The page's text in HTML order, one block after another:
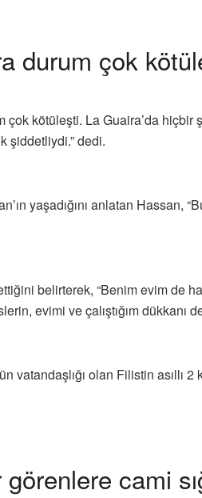
durum çok
kötüleşti. La Guaira’da hiçbir
şiddetliydi.” dedi.
yaşadığını anlatan Hassan,
belirterek, “Benim evim de
evimi ve çalıştığım
vatandaşlığı olan Filistin asıllı
cami